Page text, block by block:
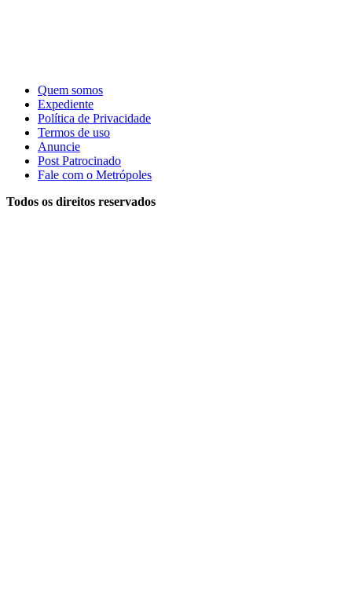
Quem somos
Expediente
Política de Privacidade
Termos de uso
Anuncie
Post Patrocinado
Fale com o Metrópoles
Todos os direitos reservados